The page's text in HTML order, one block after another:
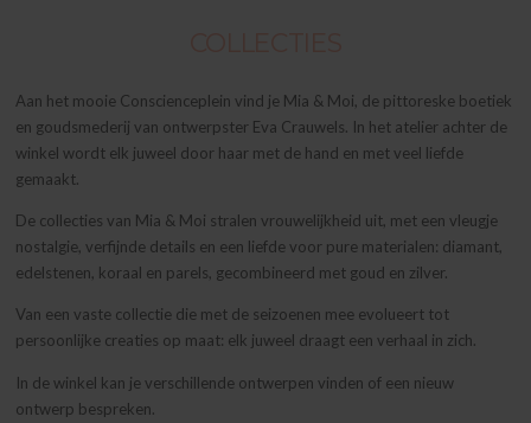
Aan het mooie Conscienceplein vind je Mia & Moi, de pittoreske boetiek
en goudsmederij van ontwerpster Eva Crauwels. In het atelier achter de
winkel wordt elk juweel door haar met de hand en met veel liefde
gemaakt.
De collecties van Mia & Moi stralen vrouwelijkheid uit, met een vleugje
nostalgie, verfijnde details en een liefde voor pure materialen: diamant,
edelstenen, koraal en parels, gecombineerd met goud en zilver.
Van een vaste collectie die met de seizoenen mee evolueert tot
persoonlijke creaties op maat: elk juweel draagt een verhaal in zich.
In de winkel kan je verschillende ontwerpen vinden of een nieuw
ontwerp bespreken.